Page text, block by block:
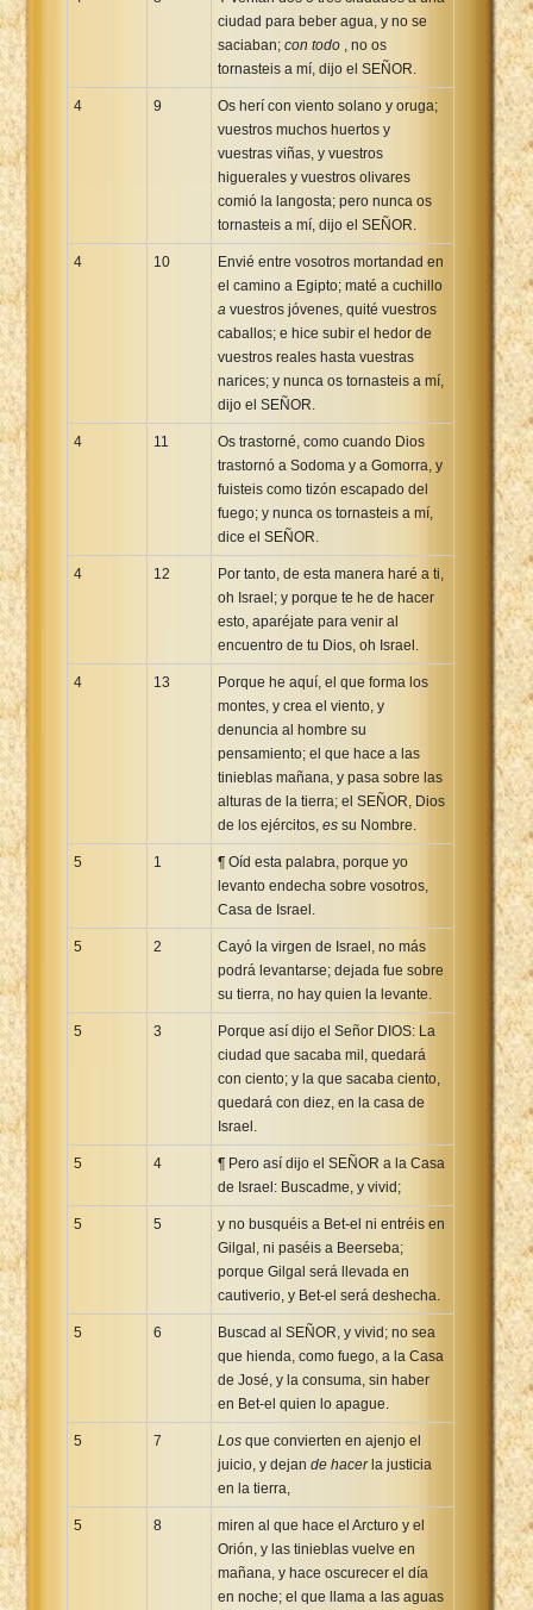
ciudad para beber agua, y no se
saciaban; con todo , no os
tornasteis a mí, dijo el SEÑOR.
4 9
Os herí con viento solano y oruga;
vuestros muchos huertos y
vuestras viñas, y vuestros
higuerales y vuestros olivares
comió la langosta; pero nunca os
tornasteis a mí, dijo el SEÑOR.
4 10
Envié entre vosotros mortandad en
el camino a Egipto; maté a cuchillo
a vuestros jóvenes, quité vuestros
caballos; e hice subir el hedor de
vuestros reales hasta vuestras
narices; y nunca os tornasteis a mí,
dijo el SEÑOR.
4 11
Os trastorné, como cuando Dios
trastornó a Sodoma y a Gomorra, y
fuisteis como tizón escapado del
fuego; y nunca os tornasteis a mí,
dice el SEÑOR.
4 12
Por tanto, de esta manera haré a ti,
oh Israel; y porque te he de hacer
esto, aparéjate para venir al
encuentro de tu Dios, oh Israel.
4 13
Porque he aquí, el que forma los
montes, y crea el viento, y
denuncia al hombre su
pensamiento; el que hace a las
tinieblas mañana, y pasa sobre las
alturas de la tierra; el SEÑOR, Dios
de los ejércitos, es su Nombre.
5 1
¶ Oíd esta palabra, porque yo
levanto endecha sobre vosotros,
Casa de Israel.
5 2
Cayó la virgen de Israel, no más
podrá levantarse; dejada fue sobre
su tierra, no hay quien la levante.
5 3
Porque así dijo el Señor DIOS: La
ciudad que sacaba mil, quedará
con ciento; y la que sacaba ciento,
quedará con diez, en la casa de
Israel.
5 4
¶ Pero así dijo el SEÑOR a la Casa
de Israel: Buscadme, y vivid;
5 5
y no busquéis a Bet-el ni entréis en
Gilgal, ni paséis a Beerseba;
porque Gilgal será llevada en
cautiverio, y Bet-el será deshecha.
5 6
Buscad al SEÑOR, y vivid; no sea
que hienda, como fuego, a la Casa
de José, y la consuma, sin haber
en Bet-el quien lo apague.
5 7 Los que convierten en ajenjo el
juicio, y dejan de hacerla justicia
en la tierra,
5 8
miren al que hace el Arcturo y el
Orión, y las tinieblas vuelve en
mañana, y hace oscurecer el día
en noche; el que llama a las aguas